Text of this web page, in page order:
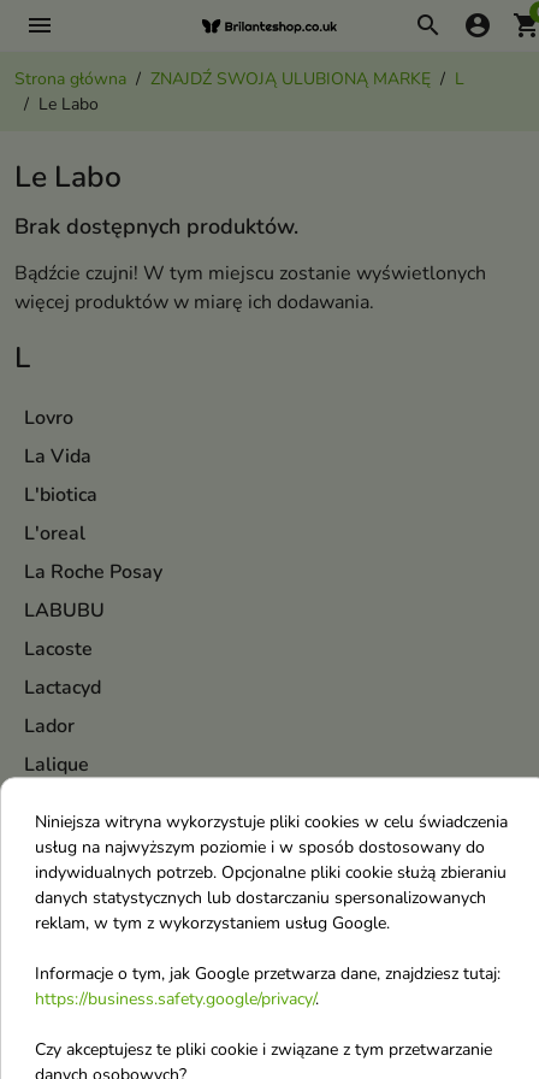
menu search account_circle
Strona główna ZNAJDŹ SWOJĄ ULUBIONĄ MARKĘ
L
Le Labo
L
Lovro
La Vida
L'biotica
L'oreal
La Roche Posay
LABUBU
Lacoste
Lactacyd
Lador
Lalique
Lancome
Lanvin
LaQ
Le Labo
Listerine
Le Labo
Brak dostępnych produktów.
Bądźcie czujni! W tym miejscu zostanie wyświetlonych
więcej produktów w miarę ich dodawania.
Niniejsza witryna wykorzystuje pliki cookies w celu świadczenia
usług na najwyższym poziomie i w sposób dostosowany do
indywidualnych potrzeb. Opcjonalne pliki cookie służą zbieraniu
danych statystycznych lub dostarczaniu spersonalizowanych
reklam, w tym z wykorzystaniem usług Google.
Informacje o tym, jak Google przetwarza dane, znajdziesz tutaj:
https://business.safety.google/privacy/.
Czy akceptujesz te pliki cookie i związane z tym przetwarzanie